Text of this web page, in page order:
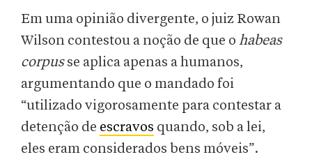
Em uma opinião divergente, o juiz Rowan
Wilson contestou a noção de que o habeas
corpusse aplica apenas a humanos,
argumentando que o mandado foi
“utilizado vigorosamente para contestar a
detenção de escravos quando, sob a lei,
eles eram considerados bens móveis”.